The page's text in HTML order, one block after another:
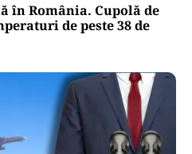
în România. Cupolă de
de peste 38 de